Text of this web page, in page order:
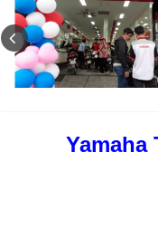
Yamaha